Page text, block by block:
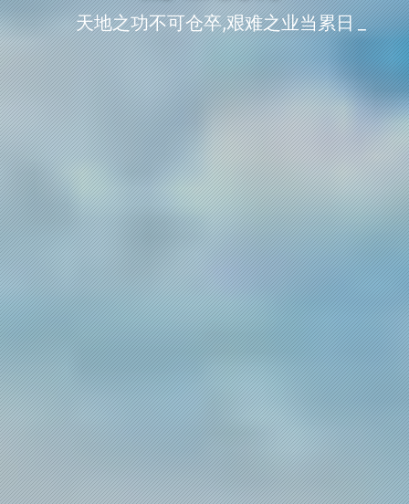
天地之功不可仓卒,艰难之业当累日月